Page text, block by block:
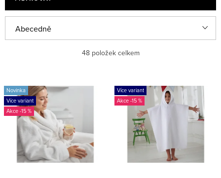
a
n
í
p
Abecedně
Nejprodávanější
48položek celkem
V
ý
p
Novinka
Více variant
-15 %
Více variant
-15 %